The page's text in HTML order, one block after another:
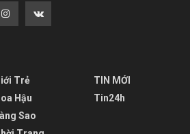
Trẻ
Hậu
Sao
TIN MỚI
Tin24h